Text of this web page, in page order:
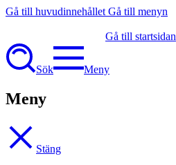
Gå till huvudinnehållet Gå till menyn
Gå till startsidan
Sök Meny
Meny
Stäng